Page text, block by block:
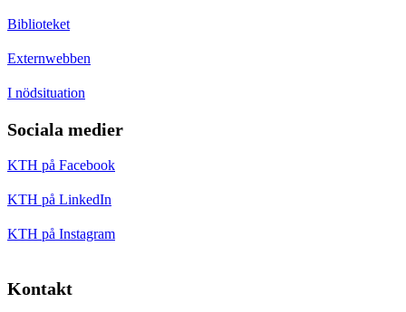
Biblioteket
Externwebben
I nödsituation
Sociala medier
KTH på Facebook
KTH på LinkedIn
KTH på Instagram
Kontakt